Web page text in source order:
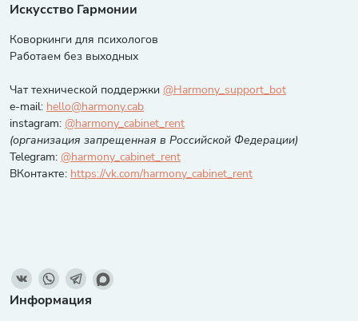
Искусство Гармонии
Коворкинги для психологов
Работаем без выходных
Чат технической поддержки @Harmony_support_bot
e-mail: hello@harmony.cab
instagram: @harmony_cabinet_rent
(организация запрещенная в Российской Федерации)
Telegram: @harmony_cabinet_rent
ВКонтакте: https://vk.com/harmony_cabinet_rent
Информация